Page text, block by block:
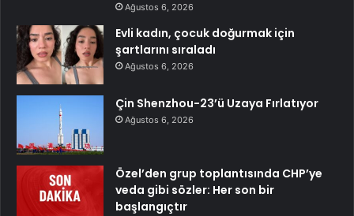
Ağustos 6, 2026
Evli kadın, çocuk doğurmak için
şartlarını sıraladı
Ağustos 6, 2026
Çin Shenzhou-23’ü Uzaya Fırlatıyor
Ağustos 6, 2026
Özel’den grup toplantısında CHP’ye
veda gibi sözler: Her son bir
başlangıçtır